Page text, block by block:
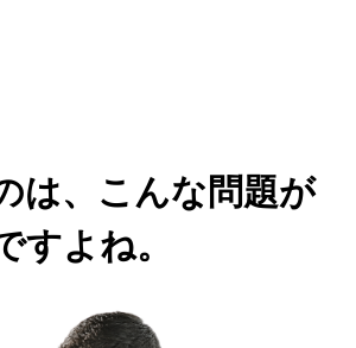
は、こんな問題が
すよね。